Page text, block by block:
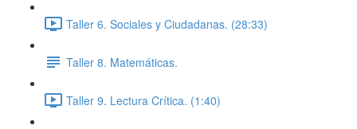
Taller 6. Sociales y Ciudadanas. (28:33)
Taller 8. Matemáticas.
Taller 9. Lectura Crítica. (1:40)